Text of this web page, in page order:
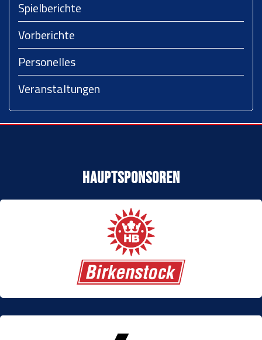
Spielberichte
Vorberichte
Personelles
Veranstaltungen
Hauptsponsoren